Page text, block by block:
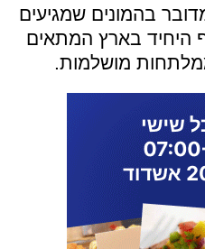
בהמונים שמגיעים
היחיד בארץ המתאים
מושלמות.